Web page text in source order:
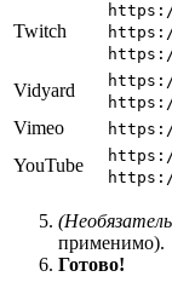
Twitch
Vidyard
Vimeo
YouTube
применимо).
Готово!